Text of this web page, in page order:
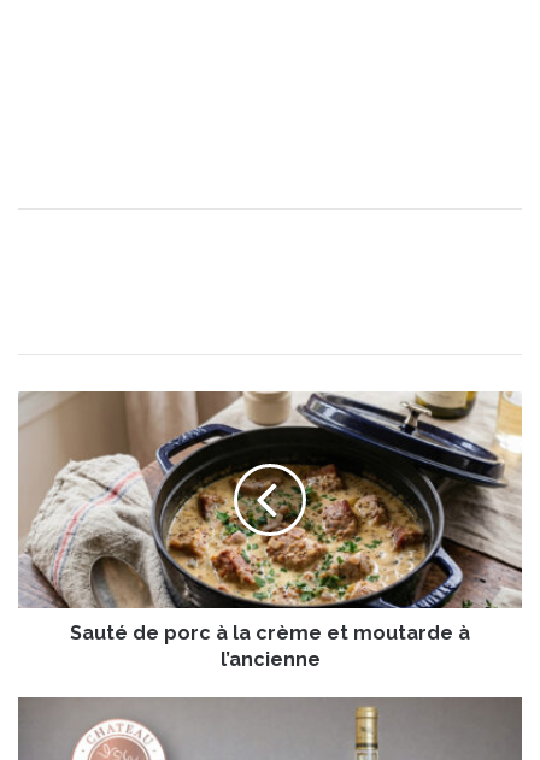
S
a
e
p
o
Sauté de porc à la crème et moutarde à
l’ancienne